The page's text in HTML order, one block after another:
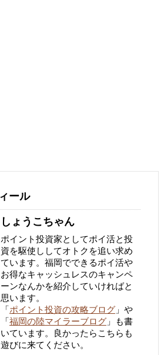
ール
しょうこちゃん
ポイント投資家としてポイ活と投
資を駆使ししてオトクを追い求め
ています。福岡でできるポイ活や
お得なキャッシュレスのキャンペ
ーンなんかを紹介していければと
思います。
「 ポイント投資の攻略ブログ」や
「 福岡の陸マイラーブログ」も書
いています。良かったらこちらも
遊びに来てください。